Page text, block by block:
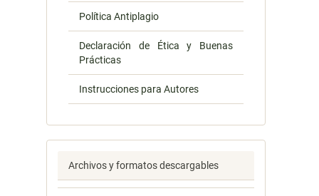
Política Antiplagio
Declaración de Ética y Buenas
Prácticas
Instrucciones para Autores
Archivos y formatos descargables